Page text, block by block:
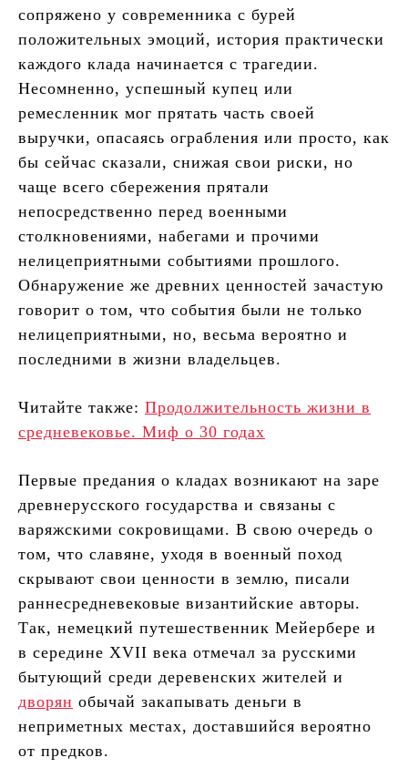
сопряжено у современника с бурей
положительных эмоций, история практически
каждого клада начинается с трагедии.
Несомненно, успешный купец или
ремесленник мог прятать часть своей
выручки, опасаясь ограбления или просто, как
бы сейчас сказали, снижая свои риски, но
чаще всего сбережения прятали
непосредственно перед военными
столкновениями, набегами и прочими
нелицеприятными событиями прошлого.
Обнаружение же древних ценностей зачастую
говорит о том, что события были не только
нелицеприятными, но, весьма вероятно и
последними в жизни владельцев.
Читайте также: Продолжительность жизни в
средневековье. Миф о 30 годах
Первые предания о кладах возникают на заре
древнерусского государства и связаны с
варяжскими сокровищами. В свою очередь о
том, что славяне, уходя в военный поход
скрывают свои ценности в землю, писали
раннесредневековые византийские авторы.
Так, немецкий путешественник Мейербере и
в середине XVII века отмечал за русскими
бытующий среди деревенских жителей и
дворян обычай закапывать деньги в
неприметных местах, доставшийся вероятно
от предков.